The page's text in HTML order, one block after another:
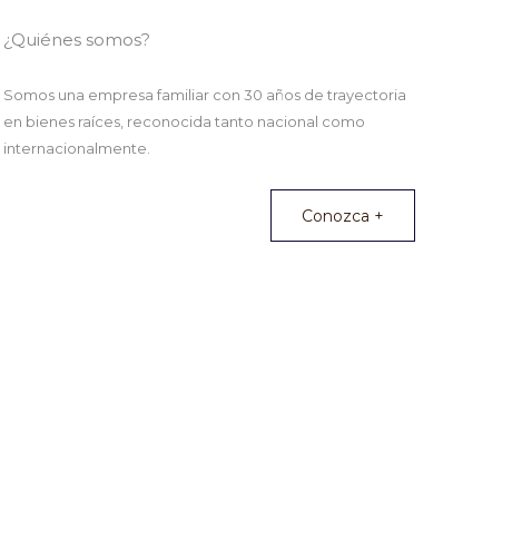
¿Quiénes somos?
Somos una empresa familiar con 30 años de trayectoria
en bienes raíces, reconocida tanto nacional como
internacionalmente.
Conozca +